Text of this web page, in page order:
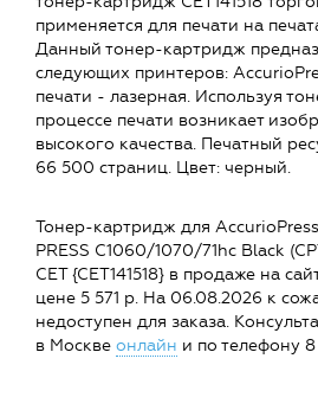
применяется для печати на
Данный тонер-картридж
следующих принтеров:
печати - лазерная. Используя
процессе печати возникает
высокого качества. Печатный
66 500 страниц. Цвет: черный.
Тонер-картридж для
PRESS C1060/1070/71hc Black
CET {CET141518} в продаже на
цене 5 571 р. На 06.08.2026 к
недоступен для заказа.
в Москве онлайн и по телефону